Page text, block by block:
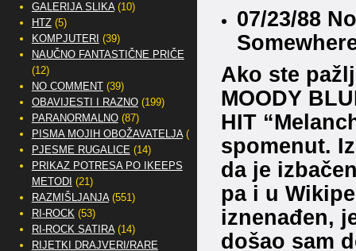
07/23/88
Ako ste
MOODY
HIT
spomenut.
da je
pa i u
iznenađen,
došao sam
GALERIJA SLIKA(10)
HTZ(5)
KOMPJUTERI (39)
NAUČNO FANTASTIČNE PRIČE
(12)
NO COMMENT(39)
OBAVIJESTI I RAZNO(199)
PARANORMALNO(87)
PISMA MOJIH OBOŽAVATELJA(2)
PJESME RUGALICE (14)
PRIKAZ POTRESA PO IKEEPS
METODI (21)
RAZMIŠLJANJA(551)
RI-ROCK(53)
RI-ROCK SATIRA(14)
RIJETKI DRAJVERI/RARE